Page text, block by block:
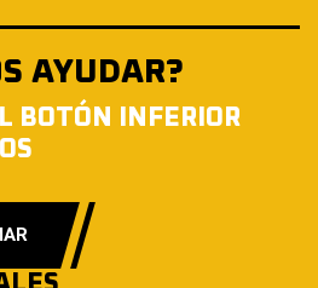
AYUDAR?
BOTÓN INFERIOR